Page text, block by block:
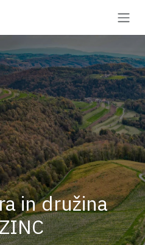
in družina